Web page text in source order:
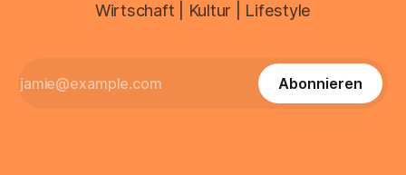
Wirtschaft | Kultur | Lifestyle
Abonnieren